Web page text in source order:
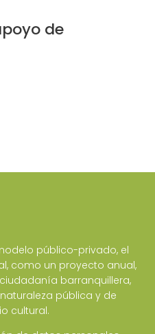
de
público-privado, el
como un proyecto anual,
barranquillera,
pública y de
cultural.